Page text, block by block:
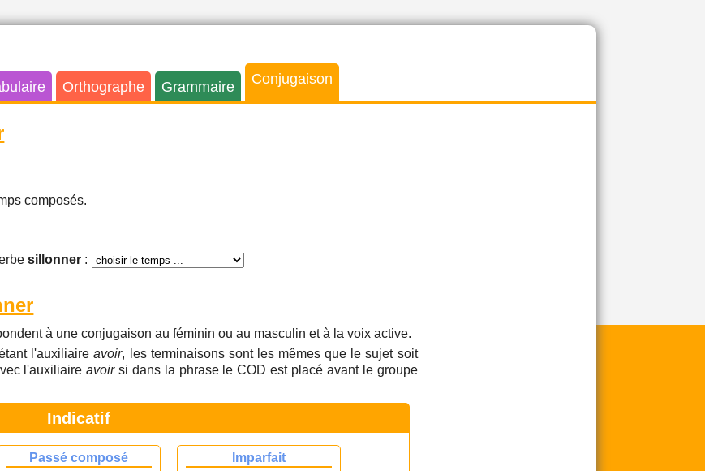
Orthographe Grammaire Conjugaison
composés.
sillonner:
à une conjugaison au féminin ou au masculin et à la voix active.
l'auxiliaireavoir, les terminaisons sont les mêmes que le sujet soit
l'auxiliaireavoirsi dans la phrase le COD est placé avant le groupe
Indicatif
Passé composé
Imparfait